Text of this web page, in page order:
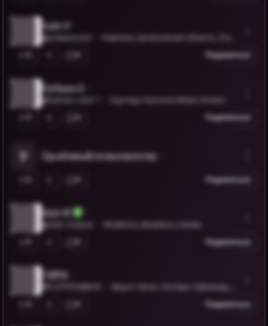
Jude P.
@judepaschal
Кампала, Центральная область, Уган
да
Поделиться
Hytham S.
@hytham-said-1
Хургада, Красное Море, Египет
Поделиться
У Удалённый пользователь
Поделиться
Idah M.
@idah-malyne
Момбаса, Момбаса, Кения
Поделиться
Cliff M.
@CLIFFROMBOK
Маунт-Хаген, Уэстерн-Хайлендс, П
апуа – Новая Гвинея
Поделиться